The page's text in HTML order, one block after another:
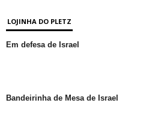
LOJINHA DO PLETZ
Em defesa de Israel
Bandeirinha de Mesa de Israel